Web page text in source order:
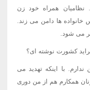
نظامیان همراه خود زن
خانواده ها دامن می زند.
می شود.
کشورت نوشته ای؟
با اینکه تهدید می
همکارم هم از من دوری